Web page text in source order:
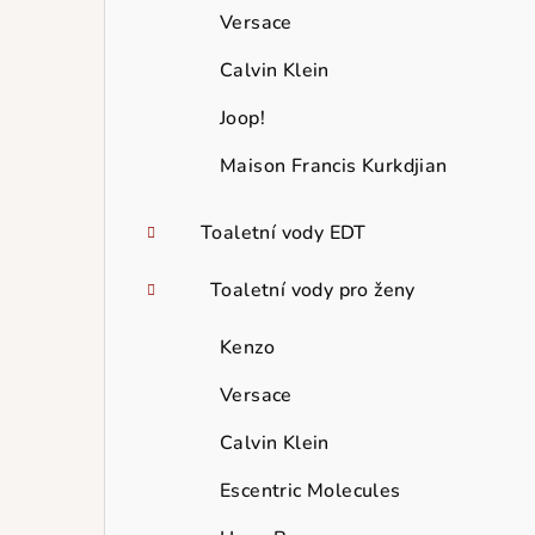
Versace
Calvin Klein
Joop!
Maison Francis Kurkdjian
Toaletní vody EDT
Toaletní vody pro ženy
Kenzo
Versace
Calvin Klein
Escentric Molecules